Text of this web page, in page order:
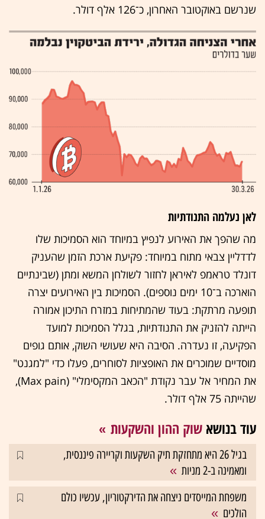
שנרשם באוקטובר האחרון, כ־126 אלף דולר.
לאן נעלמה התנודתיות
מה שהפך את האירוע לנפיץ במיוחד הוא הסמיכות שלו
לדדליין צבאי מתוח במיוחד: פקיעת ארכת הזמן שהעניק
דונלד טראמפ לאיראן לחזור לשולחן המשא ומתן (שבינתיים
הוארכה ב־10 ימים נוספים). הסמיכות בין האירועים יצרה
תופעה מרתקת: בעוד שהמתיחות במזרח התיכון אמורה
הייתה להזניק את התנודתיות, בגלל הסמיכות למועד
הפקיעה, זו נעדרה. הסיבה היא שעושי השוק, אותם גופים
מוסדיים שמוכרים את האופציות לסוחרים, פעלו כדי "למגנט"
את המחיר אל עבר נקודת "הכאב המקסימלי" (Max pain),
שהייתה 75 אלף דולר.
עוד בנושא שוק ההון והשקעות
בגיל 26 היא מתחזקת תיק השקעות וקריירה פיננסית,
ומאמינה ב-2 מניות
משפחת המייסדים ניצחה את הדירקטוריון, עכשיו כולם
הולכים